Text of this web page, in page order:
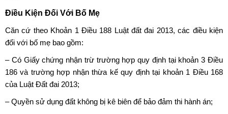
Điều Kiện Đối Với Bố Mẹ
Căn cứ theo Khoản 1 Điều 188 Luật đất đai 2013, các điều kiện
đối với bố mẹ bao gồm:
– Có Giấy chứng nhận trừ trường hợp quy định tại khoản 3 Điều
186 và trường hợp nhận thừa kế quy định tại khoản 1 Điều 168
của Luật Đất đai 2013;
–Quyền sử dụng đất không bị kê biên để bảo đảm thi hành án;